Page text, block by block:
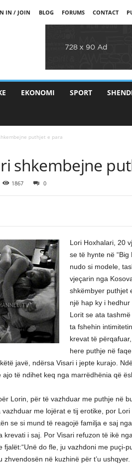
IN / JOIN BLOG FORUMS CONTACT
EKONOMI SPORT
puthjet e para
shkembejne
1867 0
Lori Hoxhalari, 20
se të hynte në
nudo si modele,
vjeçarin nga
shkëmbyer puthjet
një hap ky i
Lorit se ata
ta fshehin
krevat të
here puthje në
javë, ndërsa Visari i jepte kurajo.
të ndihet keq nga marrëdhënia që
Lorin, për të vazhduar me puthje në
me lojërat e tij erotike, por
se si mund të reagojë familja e saj
krevati i saj. Por Visari refuzon të ikë
fjalët:“Unë do fle, ju vazhdoni me puçi-
zhvendosën në kuzhinë për t’u